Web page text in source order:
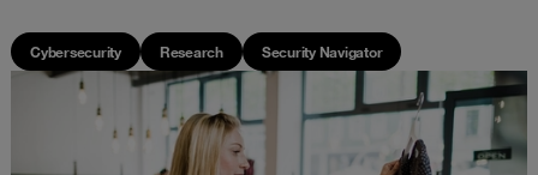
Cybersecurity Research Security Navigator